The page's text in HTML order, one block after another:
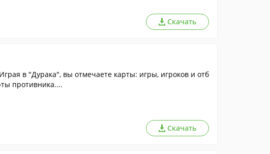
Скачать
в "Дурака", вы отмечаете карты: игры, игроков и отб
противника....
Скачать